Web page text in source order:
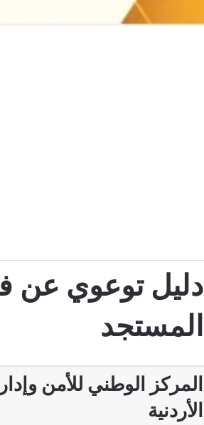
دليل توعوي عن
المستجد
المركز الوطني للأمن
الأردنية